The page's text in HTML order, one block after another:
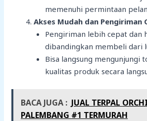
memenuhi permintaan
Akses Mudah dan Pengiriman
Pengiriman lebih cepat dan
dibandingkan membeli dari
Bisa langsung mengunjungi
kualitas produk secara
BACA JUGA : JUAL TERPAL
PALEMBANG #1 TERMURAH